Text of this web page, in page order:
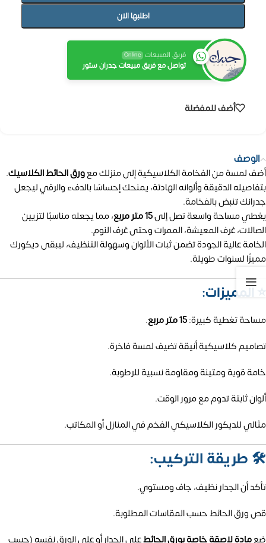
اطلبها الان
فريق المبيعات Online
تواصل مع فريق مبيعات جدران ستور
أضف للمفضلة
الوصف
أضف لمسة من الفخامة الكلاسيكية إلى منزلك معورق الحائط الكلاسيك.
بتفاصيله الدقيقة وألوانه الهادئة، يمنحك إحساسًا بالدفء والرقي ليجعل
جدرانك تنبض بالفخامة.
يغطي مساحة واسعة تصل إلى15 متر مربع
، مما يجعله مناسبًا لتزيين
الصالات، غرف المعيشة، الممرات وحتى غرف النوم.
الخامة عالية الجودة تضمن ثبات الألوان وسهولة التنظيف، ليبقى ديكورك
مميزًا لسنوات طويلة.
⭐ المميزات:
مساحة تغطية كبيرة:15 متر مربع
.
تصاميم كلاسيكية أنيقة تضيف لمسة فاخرة.
خامة قوية ومتينة ومقاومة نسبية للرطوبة.
ألوان ثابتة تدوم مع مرور الوقت.
مثالي للديكور الكلاسيكي الفخم في المنازل أو المكاتب.
🛠️ طريقة التركيب:
تأكد أن الجدار نظيف، جاف ومستوي.
قص ورق الحائط حسب المقاسات المطلوبة.
ضعمادة لاصقة خاصة بورق الحائطعلى الجدار أو على الورق نفسه (حسب